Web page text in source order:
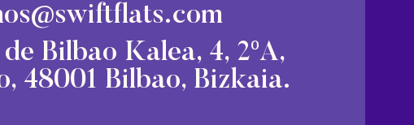
Bilbao Kalea, 4, 2ºA,
48001 Bilbao, Bizkaia.